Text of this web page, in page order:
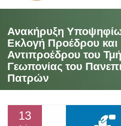
Ανακήρυξη
Εκλογή Προέδρου και
Αντιπροέδρου του
Γεωπονίας του
Πατρών
13